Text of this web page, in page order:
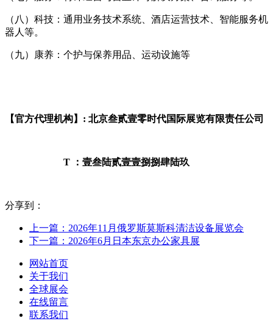
（八）科技：通用业务技术系统、酒店运营技术、智能服务机
器人等。
（九）康养：个护与保养用品、运动设施等
【官方代理机构】: 北京叁贰壹零时代国际展览有限责任公司
T ：壹叁陆贰壹壹捌捌肆陆玖
分享到：
上一篇：2026年11月俄罗斯莫斯科清洁设备展览会
下一篇：2026年6月日本东京办公家具展
网站首页
关于我们
全球展会
在线留言
联系我们